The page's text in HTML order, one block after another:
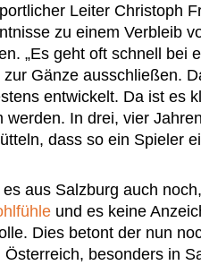
Leiter Christoph
zu einem Verbleib
„Es geht oft schnell bei
zur Gänze ausschließen.
entwickelt. Da ist es
werden. In drei, vier
dass so ein Spieler
aus Salzburg auch
und es keine
Dies betont der nun
Österreich, besonders in